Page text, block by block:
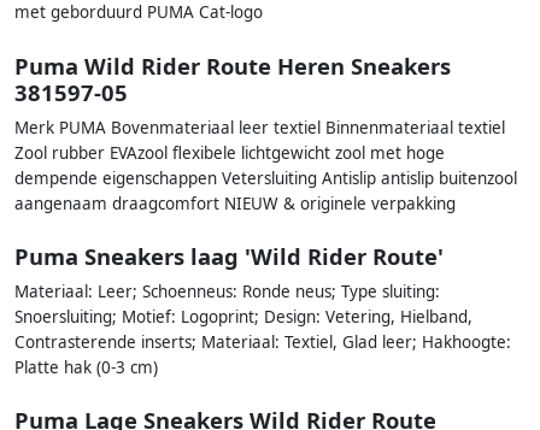
met geborduurd PUMA Cat-logo
Puma Wild Rider Route Heren Sneakers
381597-05
Merk PUMA Bovenmateriaal leer textiel Binnenmateriaal textiel
Zool rubber EVAzool flexibele lichtgewicht zool met hoge
dempende eigenschappen Vetersluiting Antislip antislip buitenzool
aangenaam draagcomfort NIEUW & originele verpakking
Puma Sneakers laag 'Wild Rider Route'
Materiaal: Leer; Schoenneus: Ronde neus; Type sluiting:
Snoersluiting; Motief: Logoprint; Design: Vetering, Hielband,
Contrasterende inserts; Materiaal: Textiel, Glad leer; Hakhoogte:
Platte hak (0-3 cm)
Puma Lage Sneakers Wild Rider Route